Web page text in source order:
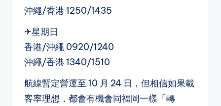
沖繩/香港 1250/1435
✈星期日
香港/沖繩 0920/1240
沖繩/香港 1340/1510
航線暫定營運至 10 月 24 日，但相信如果載
客率理想，都會有機會同福岡一樣「轉